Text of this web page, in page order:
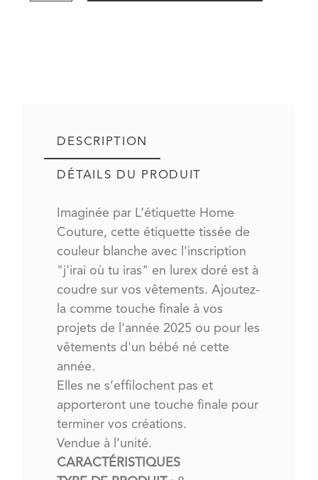
DESCRIPTION
DÉTAILS DU PRODUIT
Imaginée par L’étiquette Home
Couture, cette étiquette tissée de
couleur blanche avec l'inscription
"j'irai où tu iras" en lurex doré est à
coudre sur vos vêtements. Ajoutez-
la comme touche finale à vos
projets de l'année 2025 ou pour les
vêtements d'un bébé né cette
année.
Elles ne s’effilochent pas et
apporteront une touche finale pour
terminer vos créations.
Vendue à l’unité.
CARACTÉRISTIQUES